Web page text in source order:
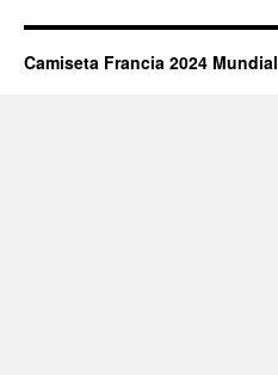
Camiseta Francia 2024 Mundial